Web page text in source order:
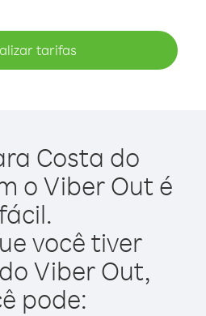
tarifas
Costa do
o Viber Out é
você tiver
Viber Out,
pode: